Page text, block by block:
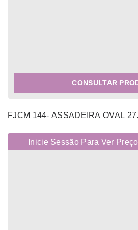
CONSULTAR
FJCM 144- ASSADEIRA OVAL
Inicie Sessão Para Ver Preço